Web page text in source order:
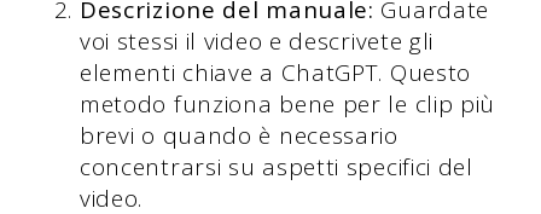
Descrizione del manuale: Guardate
voi stessi il video e descrivete gli
elementi chiave a ChatGPT. Questo
metodo funziona bene per le clip più
brevi o quando è necessario
concentrarsi su aspetti specifici del
video.